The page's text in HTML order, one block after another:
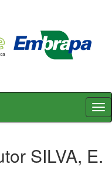
SILVA, E.